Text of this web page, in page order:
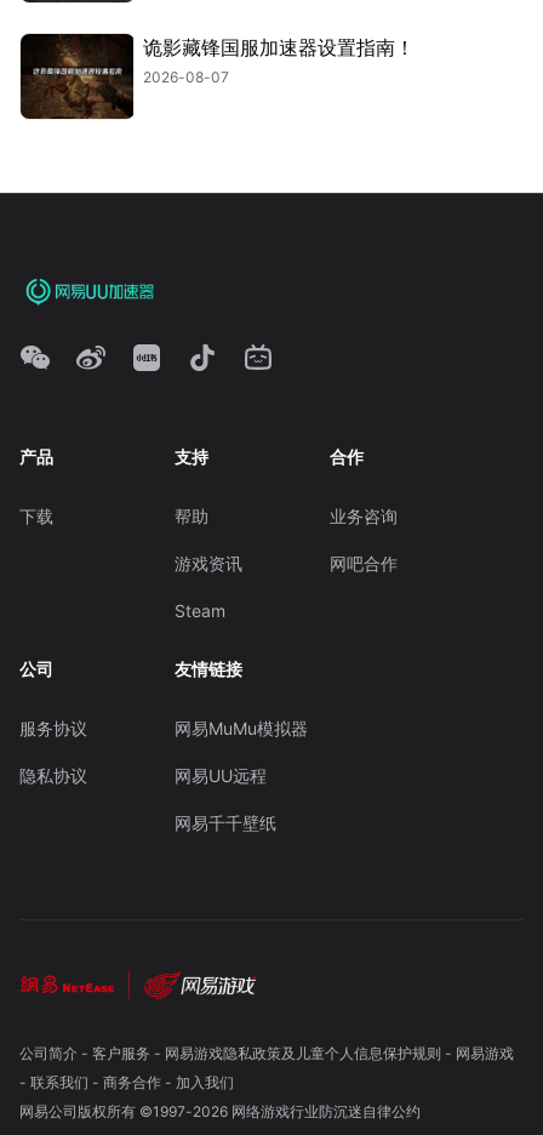
诡影藏锋国服加速器设置指南！
2026-08-07
产品
下载
支持
帮助
游戏资讯
Steam
合作
业务咨询
网吧合作
公司
服务协议
隐私协议
友情链接
网易MuMu模拟器
网易UU远程
网易千千壁纸
公司简介- 客户服务 - 网易游戏隐私政策及儿童个人信息保护规则 - 网易游戏
- 联系我们 - 商务合作- 加入我们
网易公司版权所有 ©1997-2026 网络游戏行业防沉迷自律公约